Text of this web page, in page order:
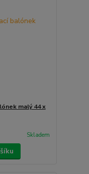
malý 44 x
Skladem